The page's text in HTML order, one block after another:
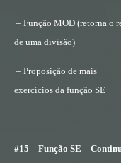
– Função MOD (retorna o
de uma divisão)
– Proposição de mais
exercícios da função SE
#15 – Função SE –